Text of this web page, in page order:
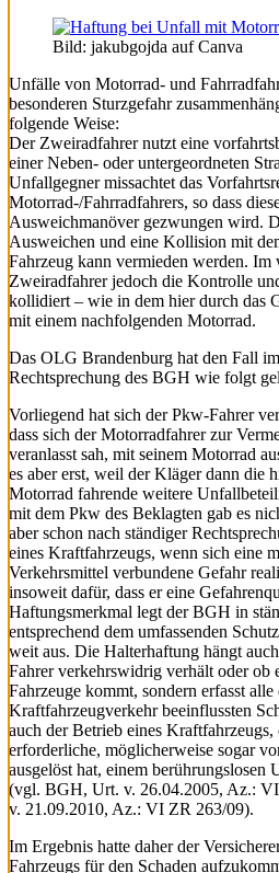
Bild: jakubgojda auf Canva
Unfälle von Motorrad- und
besonderen Sturzgefahr
folgende Weise:
Der Zweiradfahrer nutzt eine
einer Neben- oder untergeordneten
Unfallgegner missachtet das
Motorrad-/Fahrradfahrers, so dass
Ausweichmanöver gezwungen wird.
Ausweichen und eine Kollision mit
Fahrzeug kann vermieden werden.
Zweiradfahrer jedoch die Kontrolle
kollidiert – wie in dem hier durch das
mit einem nachfolgenden Motorrad.
Das OLG Brandenburg hat den Fall
Rechtsprechung des BGH wie folgt
Vorliegend hat sich der Pkw-Fahrer
dass sich der Motorradfahrer zur
veranlasst sah, mit seinem Motorrad
es aber erst, weil der Kläger dann die
Motorrad fahrende weitere
mit dem Pkw des Beklagten gab es
aber schon nach ständiger
eines Kraftfahrzeugs, wenn sich eine
Verkehrsmittel verbundene Gefahr
insoweit dafür, dass er eine
Haftungsmerkmal legt der BGH in
entsprechend dem umfassenden
weit aus. Die Halterhaftung hängt
Fahrer verkehrswidrig verhält oder ob
Fahrzeuge kommt, sondern erfasst alle
Kraftfahrzeugverkehr beeinflussten
auch der Betrieb eines
erforderliche, möglicherweise sogar
ausgelöst hat, einem berührungslosen
(vgl. BGH, Urt. v. 26.04.2005, Az.:
v. 21.09.2010, Az.: VI ZR 263/09).
Im Ergebnis hatte daher der
Fahrzeugs für den Schaden